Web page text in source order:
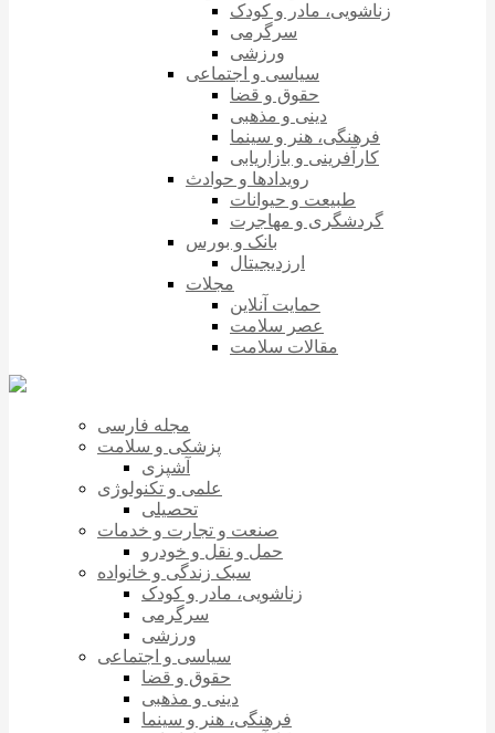
زناشویی، مادر و کودک
سرگرمی
ورزشی
سیاسی و اجتماعی
حقوق و قضا
دینی و مذهبی
فرهنگی، هنر و سینما
کارآفرینی و بازاریابی
رویدادها و حوادث
طبیعت و حیوانات
گردشگری و مهاجرت
بانک و بورس
ارزدیجیتال
مجلات
حمایت آنلاین
عصر سلامت
مقالات سلامت
مجله فارسی
پزشکی و سلامت
آشپزی
علمی و تکنولوژی
تحصیلی
صنعت و تجارت و خدمات
حمل و نقل و خودرو
سبک زندگی و خانواده
زناشویی، مادر و کودک
سرگرمی
ورزشی
سیاسی و اجتماعی
حقوق و قضا
دینی و مذهبی
فرهنگی، هنر و سینما